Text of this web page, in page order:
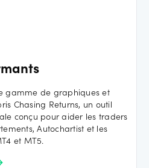
gamme de graphiques et
Chasing Returns, un outil
conçu pour aider les traders
Autochartist et les
et MT5.